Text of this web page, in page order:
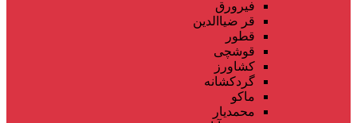
فیرورق
قر ضیاالدین
قطور
قوشچی
کشاورز
گردکشانه
ماکو
محمدیار